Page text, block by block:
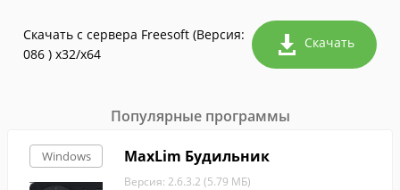
Скачать с сервера Freesoft (Версия:
086 ) x32/x64
Скачать
Популярные программы
Windows MaxLim Будильник
Версия: 2.6.3.2 (5.79 МБ)